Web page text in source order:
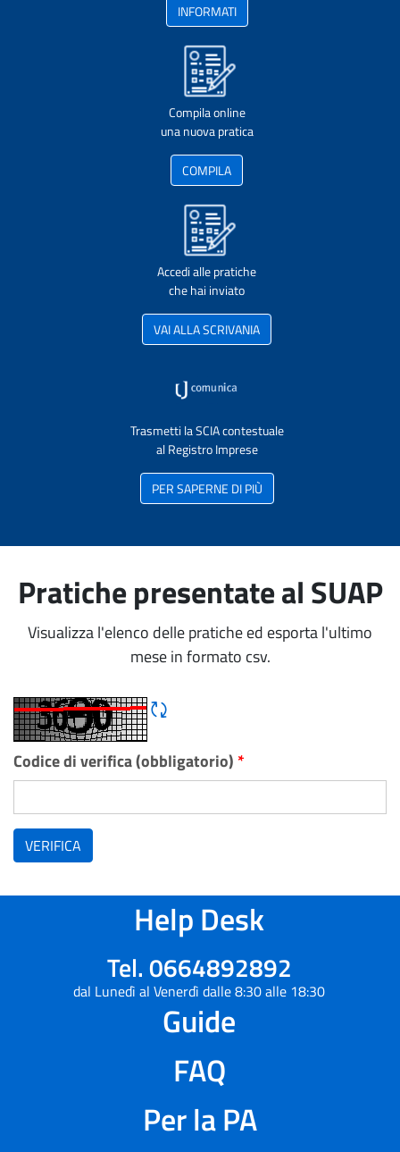
INFORMATI
Compila online
una nuova pratica
COMPILA
Accedi alle pratiche
che hai inviato
VAI ALLA SCRIVANIA
Trasmetti la SCIA contestuale
al Registro Imprese
PER SAPERNE DI PIÙ
Pratiche presentate al SUAP
Visualizza l'elenco delle pratiche ed esporta l'ultimo
mese in formato csv.
Rigene CAPTCHA
Codice di verifica (obbligatorio) *
VERIFICA
Help Desk
Tel. 0664892892
dal Lunedì al Venerdì dalle 8:30 alle 18:30
Guide
FAQ
Per la PA